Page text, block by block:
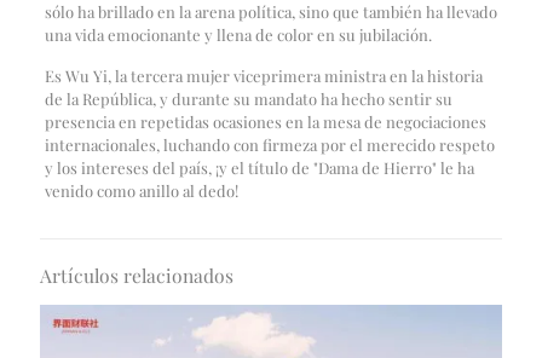
sólo ha brillado en la arena política, sino que también ha llevado
una vida emocionante y llena de color en su jubilación.
Es Wu Yi, la tercera mujer viceprimera ministra en la historia
de la República, y durante su mandato ha hecho sentir su
presencia en repetidas ocasiones en la mesa de negociaciones
internacionales, luchando con firmeza por el merecido respeto
y los intereses del país, ¡y el título de "Dama de Hierro" le ha
venido como anillo al dedo!
Artículos relacionados